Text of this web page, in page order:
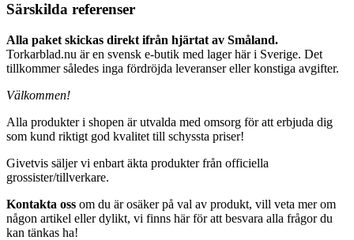
Särskilda referenser
Alla paket skickas direkt ifrån hjärtat av Småland.
Torkarblad.nu är en svensk e-butik med lager här i Sverige. Det
tillkommer således inga fördröjda leveranser eller konstiga avgifter.
Välkommen!
Alla produkter i shopen är utvalda med omsorg för att erbjuda dig
som kund riktigt god kvalitet till schyssta priser!
Givetvis säljer vi enbart äkta produkter från officiella
grossister/tillverkare.
Kontakta oss om du är osäker på val av produkt, vill veta mer om
någon artikel eller dylikt, vi finns här för att besvara alla frågor du
kan tänkas ha!